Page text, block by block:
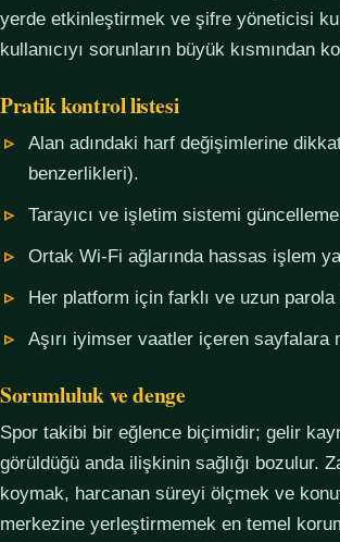
yerde etkinleştirmek ve şifre yöneticisi
kullanıcıyı sorunların büyük kısmından
Pratik kontrol listesi
Alan adındaki harf değişimlerine
benzerlikleri).
Tarayıcı ve işletim sistemi
Ortak Wi-Fi ağlarında hassas işlem
Her platform için farklı ve uzun parola
Aşırı iyimser vaatler içeren sayfalara
Sorumluluk ve denge
Spor takibi bir eğlence biçimidir; gelir
görüldüğü anda ilişkinin sağlığı bozulur.
koymak, harcanan süreyi ölçmek ve
merkezine yerleştirmemek en temel